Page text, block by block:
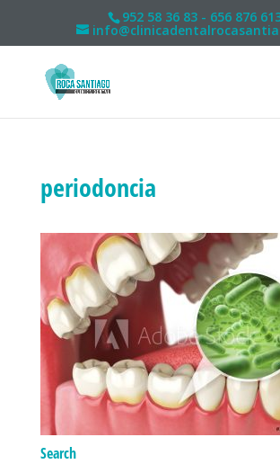
952 58 36 83 - 656 876
periodoncia
Search